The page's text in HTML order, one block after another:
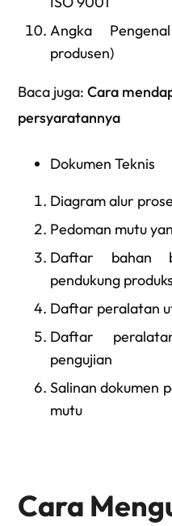
Angka
produsen)
Baca juga: Cara
persyaratannya
Dokumen Teknis
Diagram alur
Pedoman mutu
Daftar bahan
pendukung
Daftar peralatan
Daftar
pengujian
Salinan dokumen
mutu
Cara